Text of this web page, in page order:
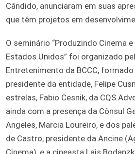
Cândido, anunciaram em suas
que têm projetos em
O seminário “Produzindo Cinema
Estados Unidos” foi organizado
Entretenimento da BCCC,
presidente da entidade, Felipe
estrelas, Fabio Cesnik, da CQS
ainda com a presença da Cônsul
Angeles, Marcia Loureiro, e dos
de Castro, presidente da Ancine
Cinema), e a cineasta Lais